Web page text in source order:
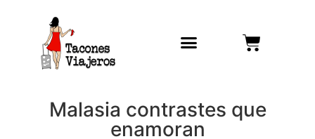
Malasia contrastes que
enamoran